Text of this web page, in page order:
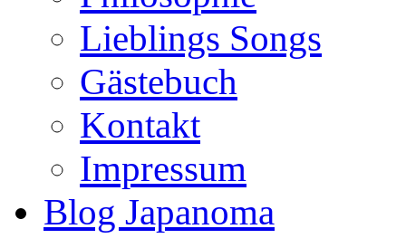
Lieblings Songs
Gästebuch
Kontakt
Impressum
Blog Japanoma